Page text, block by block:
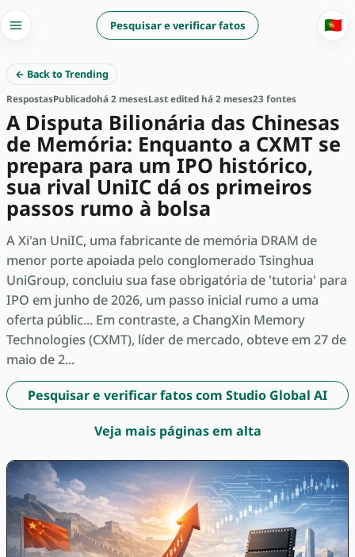
Pesquisar e verificar fatos 🇵🇹
← Back to Trending
RespostasPublicadohá 2 mesesLast edited há 2 meses23 fontes
A Disputa Bilionária das Chinesas
de Memória: Enquanto a CXMT se
prepara para um IPO histórico,
sua rival UniIC dá os primeiros
passos rumo à bolsa
A Xi'an UniIC, uma fabricante de memória DRAM de
menor porte apoiada pelo conglomerado Tsinghua
UniGroup, concluiu sua fase obrigatória de 'tutoria' para
IPO em junho de 2026, um passo inicial rumo a uma
oferta públic... Em contraste, a ChangXin Memory
Technologies (CXMT), líder de mercado, obteve em 27 de
maio de 2...
Pesquisar e verificar fatos com Studio Global AI
Veja mais páginas em alta